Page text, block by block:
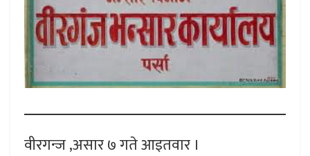
वीरगन्ज ,असार ७ गते आइतवार ।